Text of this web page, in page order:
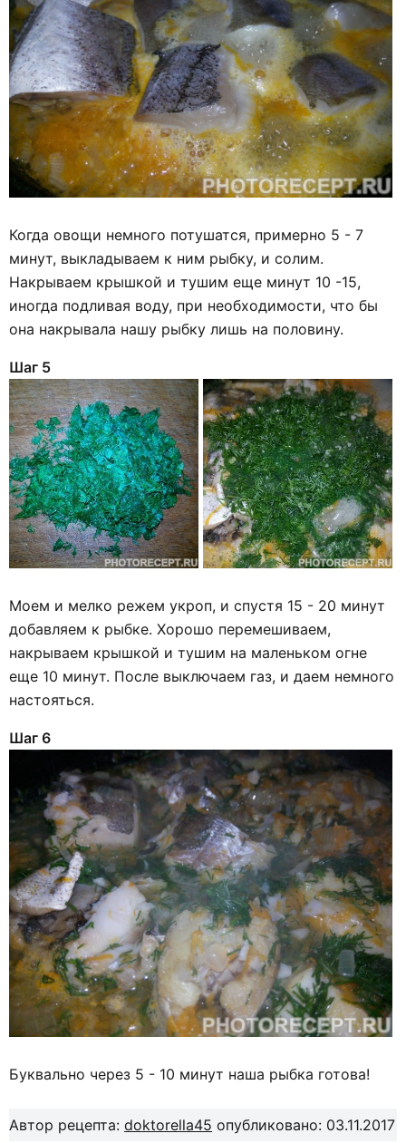
Когда овощи немного потушатся, примерно 5 - 7
минут, выкладываем к ним рыбку, и солим.
Накрываем крышкой и тушим еще минут 10 -15,
иногда подливая воду, при необходимости, что бы
она накрывала нашу рыбку лишь на половину.
Шаг 5
Моем и мелко режем укроп, и спустя 15 - 20 минут
добавляем к рыбке. Хорошо перемешиваем,
накрываем крышкой и тушим на маленьком огне
еще 10 минут. После выключаем газ, и даем немного
настояться.
Шаг 6
Буквально через 5 - 10 минут наша рыбка готова!
Автор рецепта: doktorella45 опубликовано: 03.11.2017